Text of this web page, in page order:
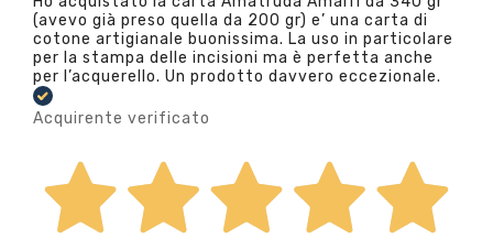
(avevo già preso quella da 200 gr) e’ una carta di
cotone artigianale buonissima. La uso in particolare
per la stampa delle incisioni ma è perfetta anche
per l’acquerello. Un prodotto davvero eccezionale.
Acquirente verificato